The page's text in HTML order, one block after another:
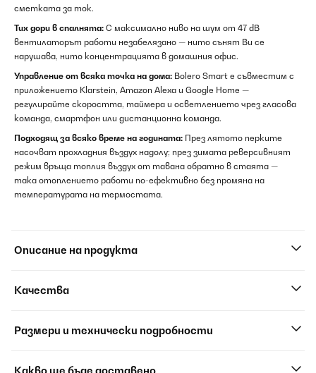
сметката за ток.
Тих дори в спалнята: С максимално ниво на шум от 47 dB
вентилаторът работи незабелязано — нито сънят Ви се
нарушава, нито концентрацията в домашния офис.
Управление от всяка точка на дома: Bolero Smart е съвместим с
приложението Klarstein, Amazon Alexa и Google Home —
регулирайте скоростта, таймера и осветлението чрез гласова
команда, смартфон или дистанционна команда.
Подходящ за всяко време на годината: През лятото перките
насочват прохладния въздух надолу; през зимата реверсивният
режим връща топлия въздух от тавана обратно в стаята —
така отоплението работи по-ефективно без промяна на
температурата на термостата.
Описание на продукта
Качества
Размери и технически подробности
Какво ще бъде доставено